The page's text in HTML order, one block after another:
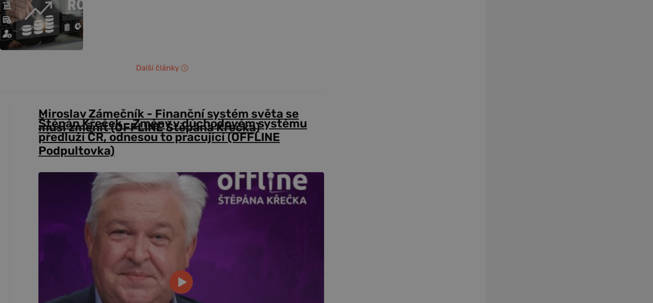
Další články
Štěpán Křeček - Změny v důchodovém systému
předluží ČR, odnesou to pracující (OFFLINE
Podpultovka)
Miroslav Zámečník - Finanční systém světa se
musí změnit (OFFLINE Štěpána Křečka)